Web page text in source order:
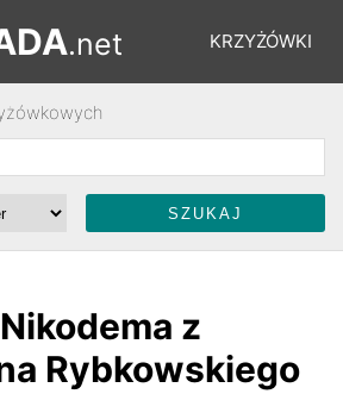
KRZYŻÓWKI
ŁAMIGŁÓWKI
SŁOWNIK
.net
z
Rybkowskiego